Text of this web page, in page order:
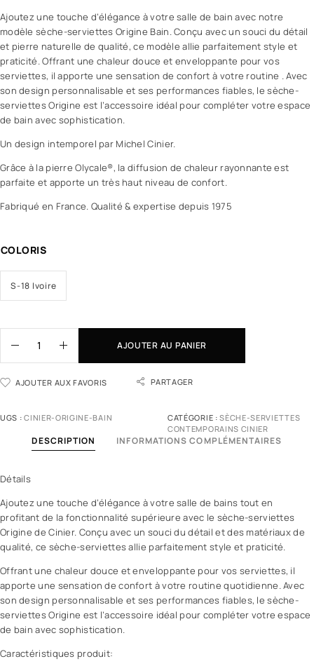
Ajoutez une touche d’élégance à votre salle de bain avec notre
modèle sèche-serviettes Origine Bain. Conçu avec un souci du détail
et pierre naturelle de qualité, ce modèle allie parfaitement style et
praticité. Offrant une chaleur douce et enveloppante pour vos
serviettes, il apporte une sensation de confort à votre routine . Avec
son design personnalisable et ses performances fiables, le sèche-
serviettes Origine est l’accessoire idéal pour compléter votre espace
de bain avec sophistication.
Un design intemporel par Michel Cinier.
Grâce à la pierre Olycale®, la diffusion de chaleur rayonnante est
parfaite et apporte un très haut niveau de confort.
Fabriqué en France. Qualité & expertise depuis 1975
COLORIS
S-18 Ivoire
AJOUTER AU PANIER
AJOUTER AUX FAVORIS PARTAGER
UGS :CINIER-ORIGINE-BAIN CATÉGORIE :SÈCHE-SERVIETTES
CONTEMPORAINS CINIER
DESCRIPTION INFORMATIONS COMPLÉMENTAIRES
Détails
Ajoutez une touche d’élégance à votre salle de bains tout en
profitant de la fonctionnalité supérieure avec le sèche-serviettes
Origine de Cinier. Conçu avec un souci du détail et des matériaux de
qualité, ce sèche-serviettes allie parfaitement style et praticité.
Offrant une chaleur douce et enveloppante pour vos serviettes, il
apporte une sensation de confort à votre routine quotidienne. Avec
son design personnalisable et ses performances fiables, le sèche-
serviettes Origine est l’accessoire idéal pour compléter votre espace
de bain avec sophistication.
Caractéristiques produit: